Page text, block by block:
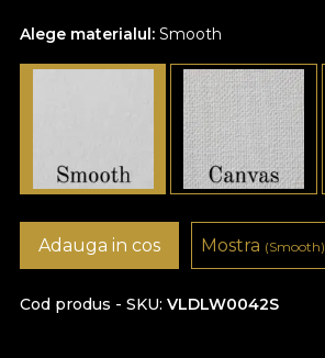
Alege materialul: Smooth
Cod produs - SKU VLDLW0042S
Adauga in cos Mostra (Smooth)